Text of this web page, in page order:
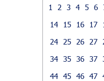
1 2 3 4 5 6
14
15 16 17
24
25 26 27
34 35 36 37
44 45 46 47